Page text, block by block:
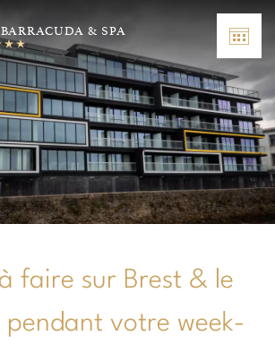
& SPA
faire sur Brest & le
pendant votre week-